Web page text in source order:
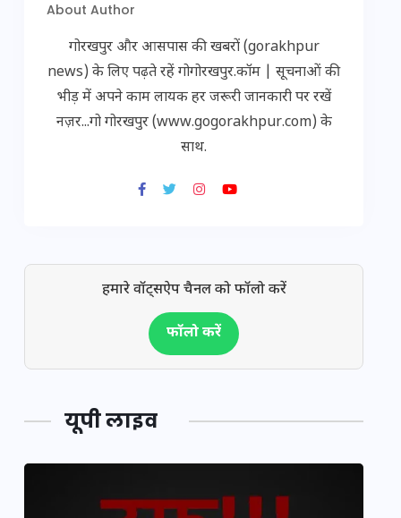
About Author
गोरखपुर और आसपास की खबरों (gorakhpur
news) के लिए पढ़ते रहें गोगोरखपुर.कॉम | सूचनाओं की
भीड़ में अपने काम लायक हर जरूरी जानकारी पर रखें
नज़र...गो गोरखपुर (www.gogorakhpur.com) के
साथ.
हमारे वॉट्सऐप चैनल को फॉलो करें
फॉलो करें
यूपी लाइव